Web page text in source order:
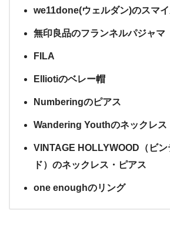
we11done(ウェルダン)のスマ
無印良品のフランネルパジャマ
FILA
Elliotiのベレー帽
Numberingのピアス
Wandering Youthのネックレス
VINTAGE HOLLYWOOD（ビン
ド）のネックレス・ピアス
one enoughのリング